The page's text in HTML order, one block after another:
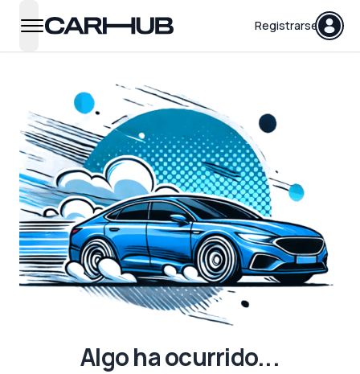
open navigation menu
Carhub Registrarse
Algo ha ocurrido...